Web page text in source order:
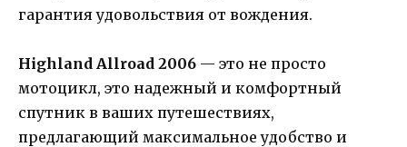
гарантия удовольствия от вождения.
Highland Allroad 2006 — это не просто
мотоцикл, это надежный и комфортный
спутник в ваших путешествиях,
предлагающий максимальное удобство и